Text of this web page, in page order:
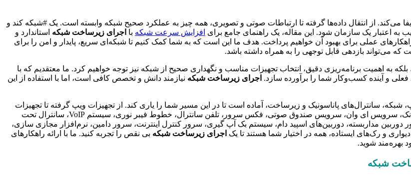
می‌کند. از انتقال داده‌ها گرفته تا ارتباطات صوتی و تصویری، همه چیز به عملکرد صحیح شبکه وابسته است. یک #شبکه کند و
به اعتبار یک سازمان شود. این مقاله، یک راهنمای جامع برای افزایش سرعت شبکه با اجرای زیرساخت شبکه استاندارد و
عملی برای بهبود آن خواهیم پرداخت. هدف ما این است که به شما کمک کنیم تا شبکه‌ای سریع، پایدار و امن را برای
می‌تواند بازدهی قابل توجهی را به همراه داشته باشد.
بلکه به اهمیت برنامه‌ریزی دقیق، انتخاب تجهیزات مناسب و نگهداری صحیح از شبکه نیز توجه خواهیم کرد. ما معتقدیم که با
و آینده کسب‌وکار شما را برآورده سازد. اجرای زیرساخت شبکه نیازمند دانش و تخصص کافی است، اما با استفاده از این
سانترال‌های پاناسونیک و زیرساخت، آماده است تا در این مسیر شما را یاری کند. از تجهیزات ویپ گرفته تا تجهیزات
شبکه، سانترال‌های پاناسونیک، تجهیزات زیرساخت، کال سنتر، سرویس سیپ ترانک، سرویس ای وان، سرویس صندوق صوتی، فکس سرور، تلفن سانترال، خطوط فیبر نوری، سیستم VoIP، سانترال تحت
دوربین مداربسته، دوربین‌های اسپید دام، سیستم بک آپ گیری، سرور کنترل اینترنت، سرور دامین، نرم‌افزار مجازی سازی،
اجرای زیرساخت شبکه بی نقص را تجربه کنید. ما با ارائه راهکارهای
بهره‌مند شوید.
شبکه